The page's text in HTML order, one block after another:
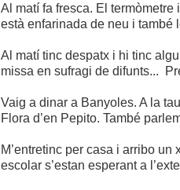
Al matí fa fresca. El termòmetre
està enfarinada de neu i també
Al matí tinc despatx i hi tinc
missa en sufragi de difunts...
Vaig a dinar a Banyoles. A la
Flora d’en Pepito. També
M’entretinc per casa i arribo
escolar s’estan esperant a